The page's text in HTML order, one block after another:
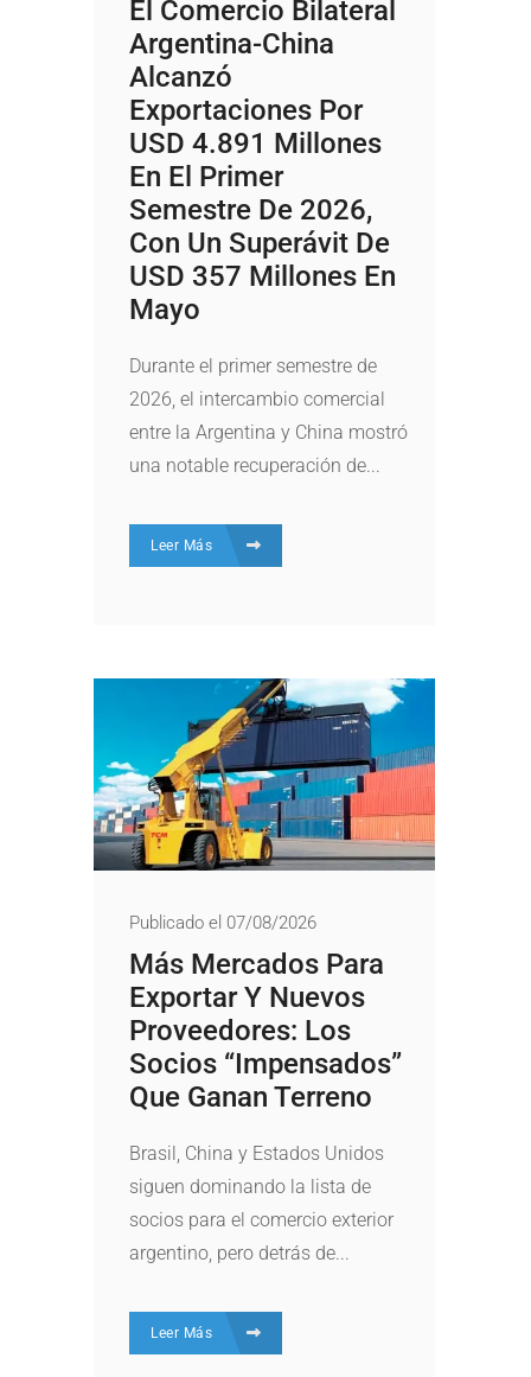
El Comercio Bilateral
Argentina-China
Alcanzó
Exportaciones Por
USD 4.891 Millones
En El Primer
Semestre De 2026,
Con Un Superávit De
USD 357 Millones En
Mayo
Durante el primer semestre de
2026, el intercambio comercial
entre la Argentina y China mostró
una notable recuperación de...
Leer Más
Publicado el 07/08/2026
Más Mercados Para
Exportar Y Nuevos
Proveedores: Los
Socios “impensados”
Que Ganan Terreno
Brasil, China y Estados Unidos
siguen dominando la lista de
socios para el comercio exterior
argentino, pero detrás de...
Leer Más